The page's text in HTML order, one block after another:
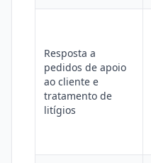
Resposta a
pedidos de apoio
ao cliente e
tratamento de
litígios